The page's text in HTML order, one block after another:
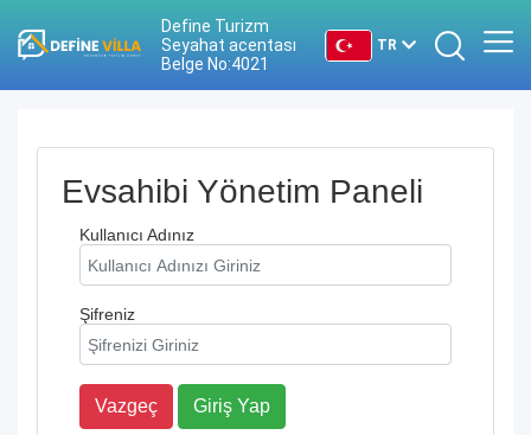
Define Turizm
Seyahat acentası
Belge No:4021
TR
DE
Evsahibi Yönetim Paneli
Kullanıcı Adınız
Şifreniz
Vazgeç Giriş Yap